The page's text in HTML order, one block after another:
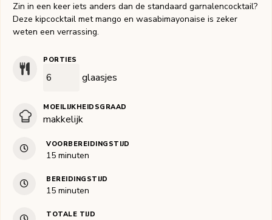
Zin in een keer iets anders dan de standaard garnalencocktail?
Deze kipcocktail met mango en wasabimayonaise is zeker
weten een verrassing.
PORTIES
glaasjes
MOEILIJKHEIDSGRAAD
makkelijk
VOORBEREIDINGSTIJD
15minuten
minuten
BEREIDINGSTIJD
15minuten
minuten
TOTALE TIJD